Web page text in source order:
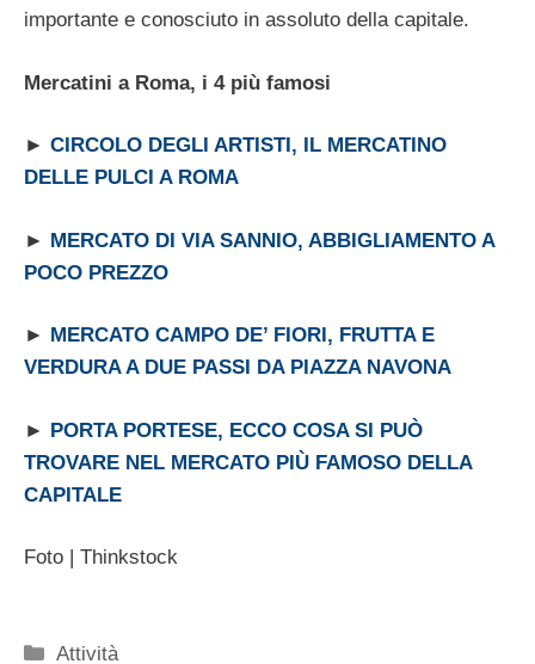
importante e conosciuto in assoluto della capitale.
Mercatini a Roma, i 4 più famosi
► CIRCOLO DEGLI ARTISTI, IL MERCATINO
DELLE PULCI A ROMA
► MERCATO DI VIA SANNIO, ABBIGLIAMENTO A
POCO PREZZO
►
MERCATO CAMPO DE’ FIORI, FRUTTA E
VERDURA A DUE PASSI DA PIAZZA NAVONA
► PORTA PORTESE, ECCO COSA SI PUÒ
TROVARE NEL MERCATO PIÙ FAMOSO DELLA
CAPITALE
Foto | Thinkstock
Categorie
Attività